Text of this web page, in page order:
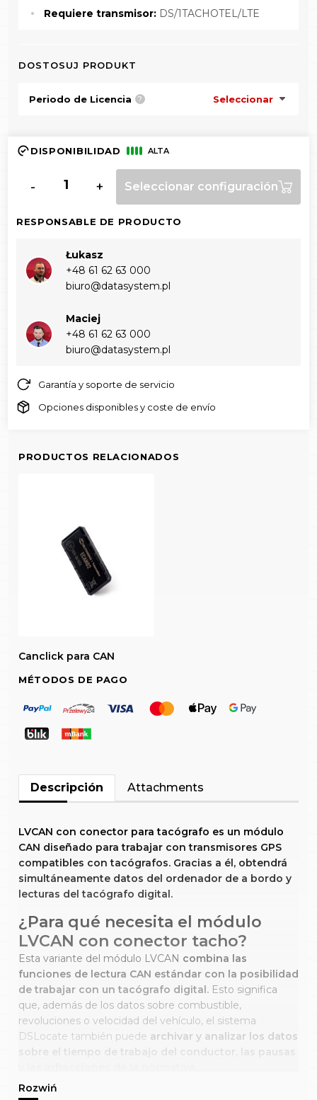
Requiere transmisor: DS/1TACHOTEL/LTE
DOSTOSUJ PRODUKT
Periodo de Licencia ? Seleccionar
DISPONIBILIDAD ALTA
- + Seleccionar configuración
RESPONSABLE DE PRODUCTO
Łukasz
+48 61 62 63 000‬
biuro@datasystem.pl
Maciej
+48 61 62 63 000‬
biuro@datasystem.pl
Garantía y soporte de servicio
Opciones disponibles y coste de envío
PRODUCTOS RELACIONADOS
Canclick para CAN
MÉTODOS DE PAGO
Descripción Attachments
LVCAN con conector para tacógrafo es un módulo
CAN diseñado para trabajar con transmisores GPS
compatibles con tacógrafos. Gracias a él, obtendrá
simultáneamente datos del ordenador de a bordo y
lecturas del tacógrafo digital.
¿Para qué necesita el módulo
LVCAN con conector tacho?
Esta variante del módulo LVCAN combina las
funciones de lectura CAN estándar con la posibilidad
de trabajar con un tacógrafo digital. Esto significa
que, además de los datos sobre combustible,
revoluciones o velocidad del vehículo, el sistema
DSLocate también puede archivar y analizar los datos
sobre el tiempo de trabajo del conductor, las pausas
¿Cómo funciona?